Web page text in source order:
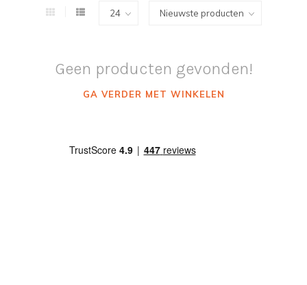
Geen producten gevonden!
GA VERDER MET WINKELEN